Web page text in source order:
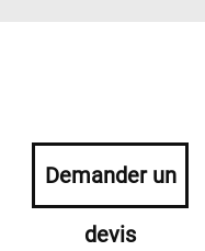
Demander un
devis